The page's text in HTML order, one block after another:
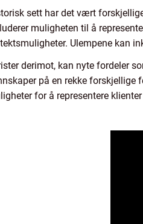
sett har det vært
muligheten til å
Ulempene kan
derimot, kan nyte fordeler
på en rekke forskjellige
for å representere